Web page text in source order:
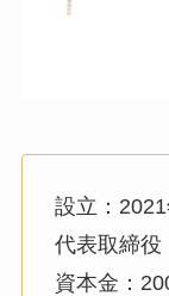
設立：
代表取締役
資本金：